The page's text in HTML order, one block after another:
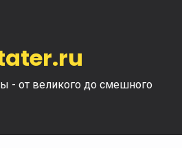
- от великого до смешного